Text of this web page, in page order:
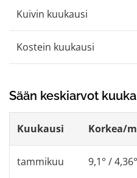
Kuivin kuukausi
Kostein kuukausi
Sään keskiarvot
Kuukausi Korkea/
tammikuu 9,1° / 4,36°